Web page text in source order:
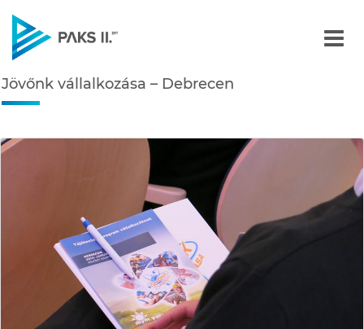
Navigáció
Jövőnk vállalkozása –
Jövőnk vállalkozása – Debrecen